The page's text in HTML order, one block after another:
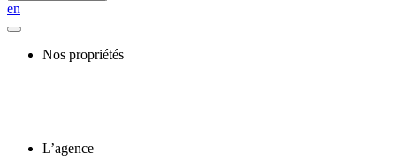
en
Nos propriétés
L’agence